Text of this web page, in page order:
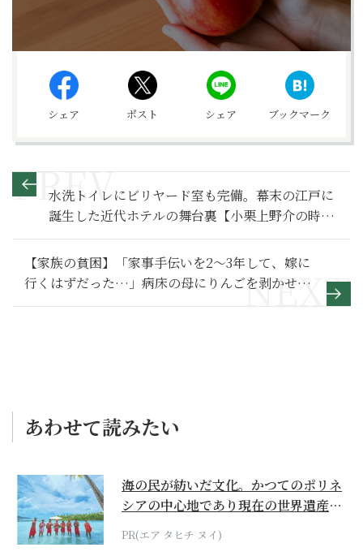
シェア ポスト シェア ブックマーク
水洗トイレにビリヤード室も完備。幕末の江戸に
誕生した近代ホテルの舞台裏【小栗上野介の時代
VOL.1～日本の近代を創った徳川直参～】
【家族の貧困】「家事手伝いを2～3年して、嫁に
行くはずだった…」病床の母にりんごを剥かせ
る、アラフォー娘の見えない将来～その２～
あわせて読みたい
海の民が紡いだ文化。かつてのポリネ
シアの中心地であり現在の世界遺産か
らみえてくる...
PR(エア タヒチ ヌイ)